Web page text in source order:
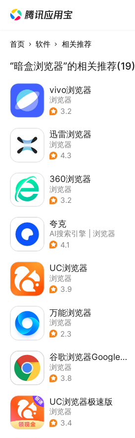
首页 软件 相关推荐
“暗盒浏览器”的相关推荐(19)
vivo浏览器
浏览器
3.2
迅雷浏览器
浏览器
4.3
360浏览器
浏览器
3.2
夸克
AI搜索引擎
浏览器
4.1
UC浏览器
浏览器
3.9
万能浏览器
浏览器
2.3
谷歌浏览器Google Chrome
浏览器
3.8
UC浏览器极速版
浏览器
3.4